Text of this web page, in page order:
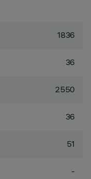
1836
36
2550
36
51
-